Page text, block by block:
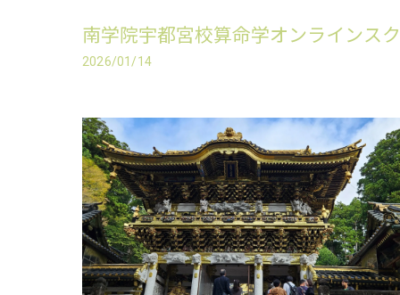
南学院宇都宮校算命学オンラインス
2026/01/14